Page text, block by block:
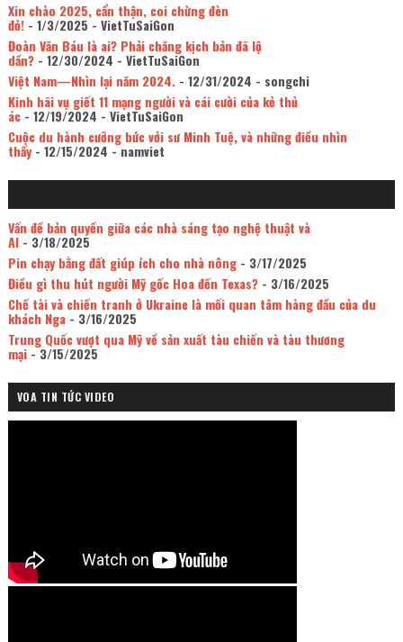
Xin chào 2025, cẩn thận, coi chừng đèn
đỏ!- 1/3/2025 - VietTuSaiGon
Đoàn Văn Báu là ai? Phải chăng kịch bản đã lộ
dần?- 12/30/2024 - VietTuSaiGon
Việt Nam—Nhìn lại năm 2024.- 12/31/2024 - songchi
Kinh hãi vụ giết 11 mạng người và cái cười của kẻ thủ
ác- 12/19/2024 - VietTuSaiGon
Cuộc du hành cưỡng bức với sư Minh Tuệ, và những điều nhìn
thấy- 12/15/2024 - namviet
Vấn đề bản quyền giữa các nhà sáng tạo nghệ thuật và
AI- 3/18/2025
Pin chạy bằng đất giúp ích cho nhà nông- 3/17/2025
Điều gì thu hút người Mỹ gốc Hoa đến Texas?- 3/16/2025
Chế tài và chiến tranh ở Ukraine là mối quan tâm hàng đầu của du
khách Nga- 3/16/2025
Trung Quốc vượt qua Mỹ về sản xuất tàu chiến và tàu thương
mại- 3/15/2025
VOA TIN TỨC VIDEO